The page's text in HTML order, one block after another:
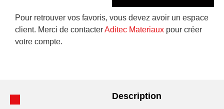
Pour retrouver vos favoris, vous devez avoir un espace
client. Merci de contacterAditec Materiaux pour créer
votre compte.
Description